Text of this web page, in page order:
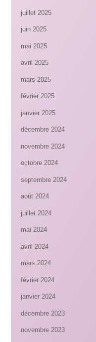
juillet 2025
juin 2025
mai 2025
avril 2025
mars 2025
février 2025
janvier 2025
décembre 2024
novembre 2024
octobre 2024
septembre 2024
août 2024
juillet 2024
mai 2024
avril 2024
mars 2024
février 2024
janvier 2024
décembre 2023
novembre 2023